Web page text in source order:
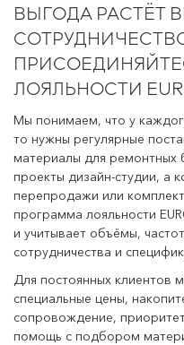
ВЫГОДА РАСТЁТ
ЛОЯЛЬНОСТИ
Мы понимаем, что у
то нужны регулярные
материалы для ремонтных
проекты дизайн-студии, а
перепродажи или
программа лояльности
и учитывает объёмы,
сотрудничества и
Для постоянных
специальные цены,
сопровождение,
помощь с подбором